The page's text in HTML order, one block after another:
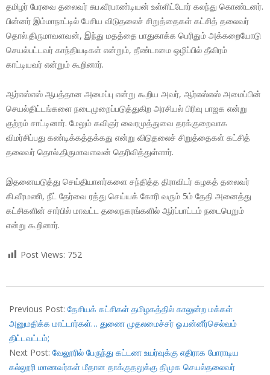
தமிழர் பேரவை தலைவர் சுப.வீரபாண்டியன் உள்ளிட்டோர் கலந்து கொண்டனர்.
பின்னர் இம்மாநாட்டில் பேசிய விடுதலைச் சிறுத்தைகள் கட்சித் தலைவர்
தொல்.திருமாவளவன், இந்து மதத்தை பாதுகாக்க பெரிதும் அக்கறையோடு
செயல்பட்டவர் காந்தியடிகள் என்றும், தீண்டாமை ஒழிப்பில் தீவிரம்
காட்டியவர் என்றும் கூறினார்.
ஆர்எஸ்எஸ் ஆபத்தான அமைப்பு என்று கூறிய அவர், ஆர்எஸ்எஸ் அமைப்பின்
செயல்திட்டங்களை நடைமுறைப்படுத்துகிற அரசியல் பிரிவு பாஜக என்று
குற்றம் சாட்டினார். மேலும் கவிஞர் வைரமுத்துவை தரக்குறைவாக
விமர்சிப்பது கண்டிக்கத்தக்கது என்று விடுதலைச் சிறுத்தைகள் கட்சித்
தலைவர் தொல்.திருமாவளவன் தெரிவித்துள்ளார்.
இதனையடுத்து செய்தியாளர்களை சந்தித்த திராவிடர் கழகத் தலைவர்
கி.வீரமணி, நீட் தேர்வை ரத்து செய்யக் கோரி வரும் 5ம் தேதி அனைத்து
கட்சிகளின் சார்பில் மாவட்ட தலைநகரங்களில் ஆர்ப்பாட்டம் நடைபெறும்
என்று கூறினார்.
Post Views: 752
01-
31
Previous Post: தேசியக் கட்சிகள் தமிழகத்தில் காலுன்ற மக்கள்
அனுமதிக்க மாட்டார்கள்… துணை முதலமைச்சர் ஓ.பன்னீர்செல்வம்
திட்டவட்டம்;
Next Post: வேலூரில் பேருந்து கட்டண உயர்வுக்கு எதிராக போராடிய
கல்லூரி மாணவர்கள் மீதான தாக்குதலுக்கு திமுக செயல்தலைவர்